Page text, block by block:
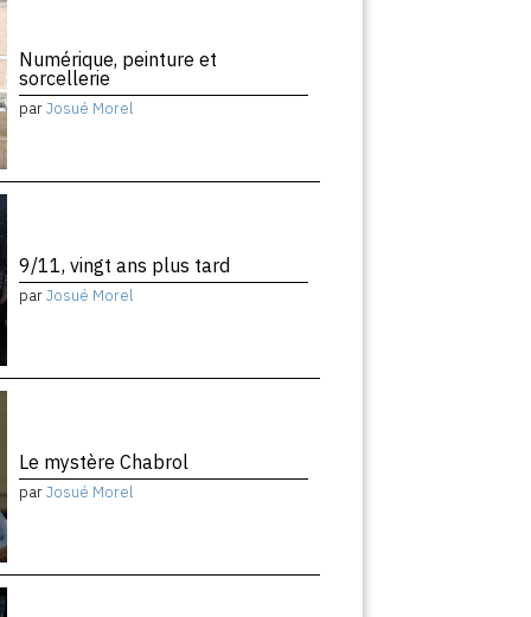
Numérique, peinture et
sorcellerie
parJosué Morel
9/11, vingt ans plus tard
parJosué Morel
Le mystère Chabrol
parJosué Morel